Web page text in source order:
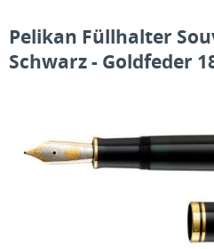
Pelikan Füllhalter
Schwarz - Goldfeder